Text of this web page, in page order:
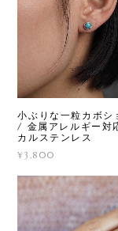
小ぶりな一粒カボシ
/ 金属アレルギー対
カルステンレス
¥3,800